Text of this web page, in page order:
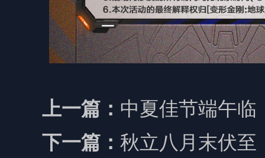
上一篇： 中夏佳节端午
下一篇： 秋立八月末伏